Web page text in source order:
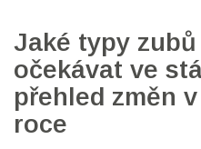
Jaké typy
očekávat ve
přehled změn
roce